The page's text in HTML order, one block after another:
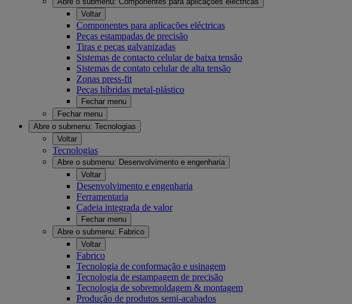
Voltar
Componentes para aplicações eléctricas
Peças estampadas de precisão
Tiras e peças galvanizadas
Sistemas de contacto celular de baixa tensão
Sistemas de contato celular de alta tensão
Zonas press-fit
Peças híbridas metal-plástico
Fechar menu
Fechar menu
Abre o submenu: Tecnologias
Voltar
Tecnologias
Abre o submenu: Desenvolvimento e engenharia
Voltar
Desenvolvimento e engenharia
Ferramentaria
Cadeia integrada de valor
Fechar menu
Abre o submenu: Fabrico
Voltar
Fabrico
Tecnologia de conformação e usinagem
Tecnologia de estampagem de precisão
Tecnologia de sobremoldagem & montagem
Produção de produtos semi-acabados